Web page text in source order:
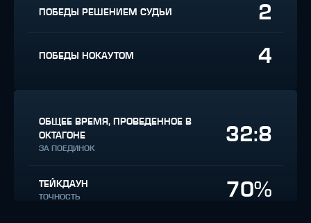
ПОБЕДЫ РЕШЕНИЕМ СУДЬИ 2
ПОБЕДЫ НОКАУТОМ 4
ОБЩЕЕ ВРЕМЯ, ПРОВЕДЕННОЕ В
ОКТАГОНЕ
ЗА ПОЕДИНОК
32:8
ТЕЙКДАУН
ТОЧНОСТЬ 70%